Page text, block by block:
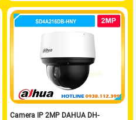
Camera IP 2MP DAHUA DH-